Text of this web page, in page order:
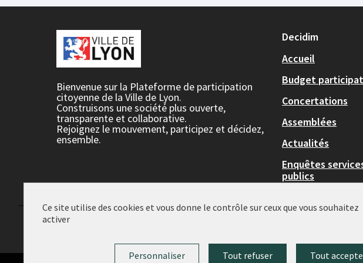
Bienvenue sur la Plateforme de participation
citoyenne de la Ville de Lyon.
Construisons une société plus ouverte,
transparente et collaborative.
Rejoignez le mouvement, participez et décidez,
ensemble.
Decidim
Accueil
Budget
Concertations
Assemblées
Actualités
Enquêtes
publics
Ce site utilise des cookies et vous donne le contrôle sur ceux que vous souhaitez
activer
Tout
Tout refuser
Personnaliser